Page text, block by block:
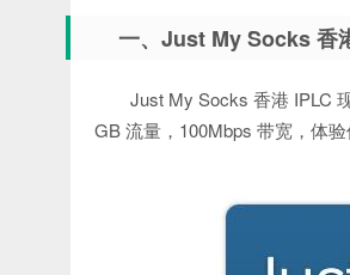
一、Just My Socks 香
Just My Socks 香港 IPLC
GB 流量，100Mbps 带宽，体验